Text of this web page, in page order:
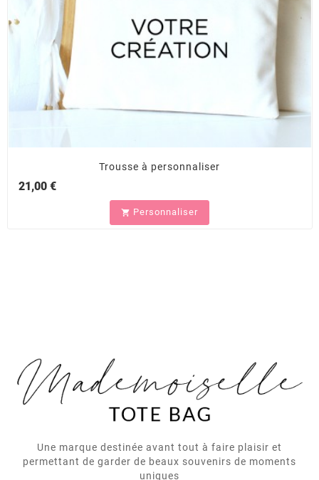
Trousse à personnaliser
21,00 €
 Personnaliser
Une marque destinée avant tout à faire plaisir et
permettant de garder de beaux souvenirs de moments
uniques